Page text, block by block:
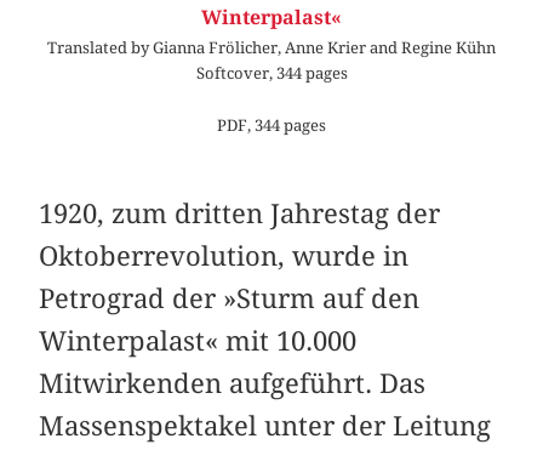
Winterpalast«
Translated by Gianna Frölicher, Anne Krier and Regine Kühn
Softcover, 344 pages
PDF, 344 pages
1920, zum dritten Jahrestag der
Oktoberrevolution, wurde in
Petrograd der »Sturm auf den
Winterpalast« mit 10.000
Mitwirkenden aufgeführt. Das
Massenspektakel unter der Leitung